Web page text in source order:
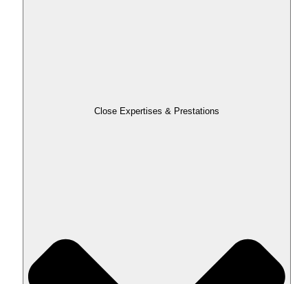
Close Expertises & Prestations